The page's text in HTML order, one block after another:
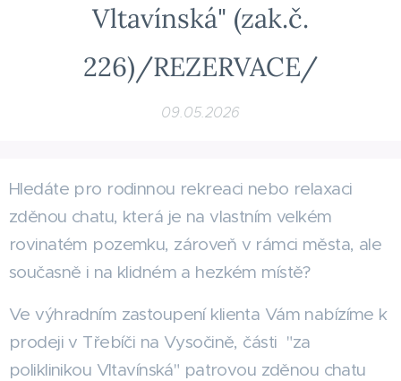
Vltavínská" (zak.č.
226)/REZERVACE/
09.05.2026
Hledáte pro rodinnou rekreaci nebo relaxaci
zděnou chatu, která je na vlastním velkém
rovinatém pozemku, zároveň v rámci města, ale
současně i na klidném a hezkém místě?
Ve výhradním zastoupení klienta Vám nabízíme k
prodeji v Třebíči na Vysočině, části "za
poliklinikou Vltavínská" patrovou zděnou chatu